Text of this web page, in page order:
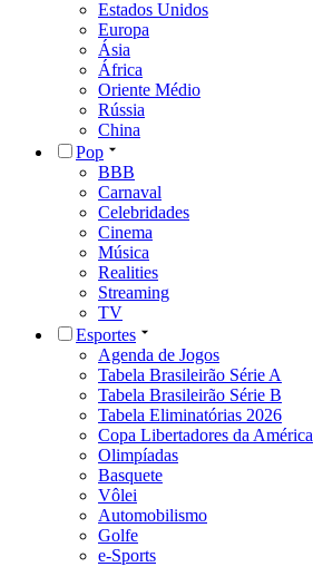
Estados Unidos
Europa
Ásia
África
Oriente Médio
Rússia
China
Pop
BBB
Carnaval
Celebridades
Cinema
Música
Realities
Streaming
TV
Esportes
Agenda de Jogos
Tabela Brasileirão Série A
Tabela Brasileirão Série B
Tabela Eliminatórias 2026
Copa Libertadores da América
Olimpíadas
Basquete
Vôlei
Automobilismo
Golfe
e-Sports